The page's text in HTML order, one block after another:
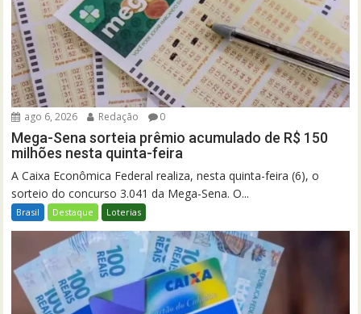
ago 6, 2026 Redação 0
Mega-Sena sorteia prêmio acumulado de R$ 150
milhões nesta quinta-feira
A Caixa Econômica Federal realiza, nesta quinta-feira (6), o
sorteio do concurso 3.041 da Mega-Sena. O...
Brasil Destaque Loterias